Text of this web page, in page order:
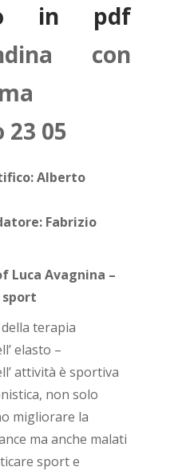
in pdf
con
05
Alberto
Fabrizio
Luca Avagnina –
sport
terapia
elasto –
attività è sportiva
non solo
migliorare la
ma anche malati
sport e